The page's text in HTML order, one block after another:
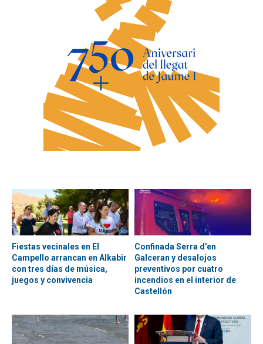
Fiestas vecinales en El
Campello arrancan en Alkabir
con tres días de música,
juegos y convivencia
Confinada Serra d’en
Galceran y desalojos
preventivos por cuatro
incendios en el interior de
Castellón